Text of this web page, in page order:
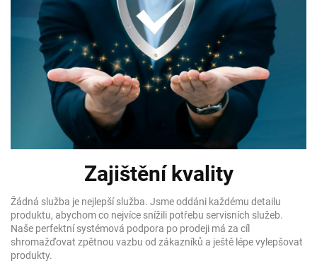
Zajištění kvality
Žádná služba je nejlepší služba. Jsme oddáni každému detailu
produktu, abychom co nejvíce snížili potřebu servisních služeb.
Naše perfektní systémová podpora po prodeji má za cíl
shromažďovat zpětnou vazbu od zákazníků a ještě lépe vylepšovat
produkty.